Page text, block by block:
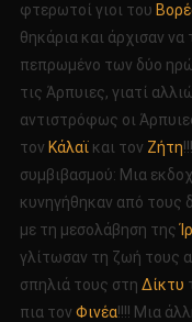
φτερωτοί γιοι του
θηκάρια και άρχισαν
πεπρωμένο των δύο
τις Άρπυιες, γιατί
αντιστρόφως οι
τον Κάλαϊκαι τον Ζήτη
συμβιβασμού: Μια
κυνηγήθηκαν από τους
με τη μεσολάβηση της
γλίτωσαν τη ζωή τους
σπηλιά τους στη Δίκτυ
πια τον Φινέα!!!! Μια